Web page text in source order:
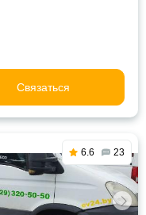
Связаться
6.6 23